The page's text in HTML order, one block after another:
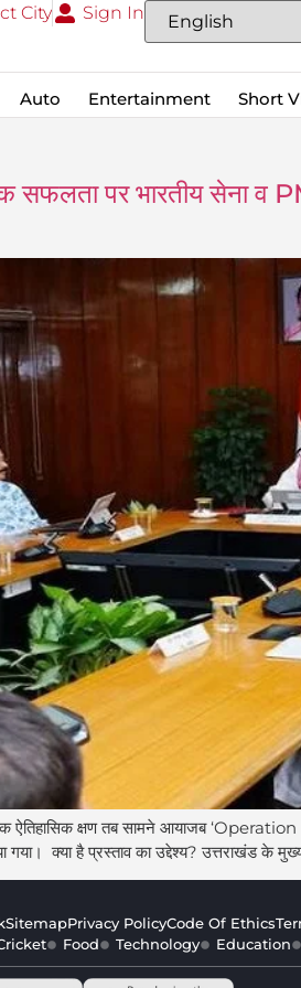
City Sign In
Auto Entertainment Short
पर भारतीय सेना व
क्षण तब सामने आयाजब ‘Operation
क्या है प्रस्ताव का उद्देश्य? उत्तराखंड के
SitemapPrivacy PolicyCode Of Ethics
Food Technology Education